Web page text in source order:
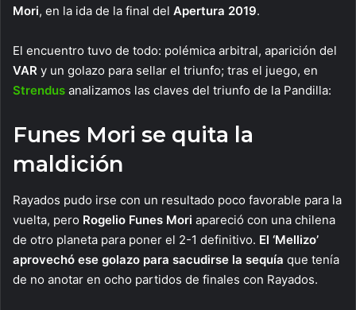
Mori, en la ida de la final del Apertura 2019.
El encuentro tuvo de todo: polémica arbitral, aparición del
VAR y un golazo para sellar el triunfo; tras el juego, en
Strendus analizamos las claves del triunfo de la Pandilla:
Funes Mori se quita la
maldición
Rayados pudo irse con un resultado poco favorable para la
vuelta, pero Rogelio Funes Mori apareció con una chilena
de otro planeta para poner el 2-1 definitivo. El ‘Mellizo’
aprovechó ese golazo para sacudirse la sequía que tenía
de no anotar en ocho partidos de finales con Rayados.